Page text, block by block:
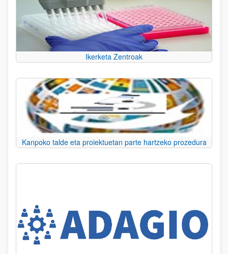
Ikerketa Zentroak
Kanpoko talde eta proiektuetan parte hartzeko prozedura